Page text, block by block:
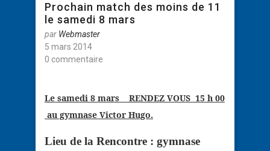
Prochain match des moins de 11
le samedi 8 mars
par Webmaster
5 mars 2014
0 commentaire
Le samedi 8 mars RENDEZ VOUS 15 h 00
au gymnase Victor Hugo.
Lieu de la Rencontre : gymnase